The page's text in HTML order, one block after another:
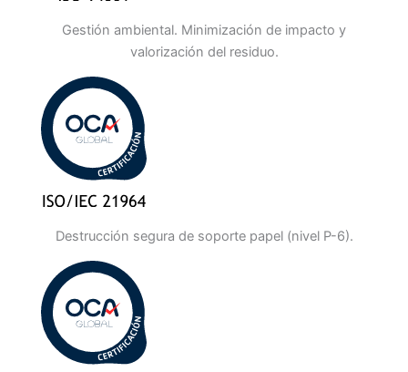
Gestión ambiental. Minimización de impacto y
valorización del residuo.
Destrucción segura de soporte papel (nivel P-6).